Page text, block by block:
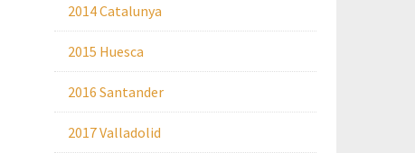
2014 Catalunya
2015 Huesca
2016 Santander
2017 Valladolid